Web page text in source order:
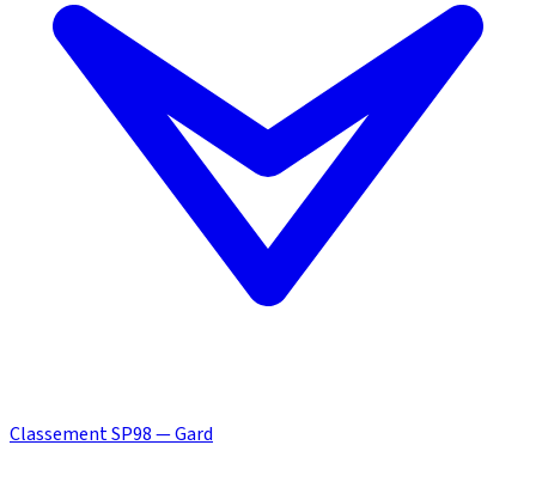
Classement SP98 — Gard